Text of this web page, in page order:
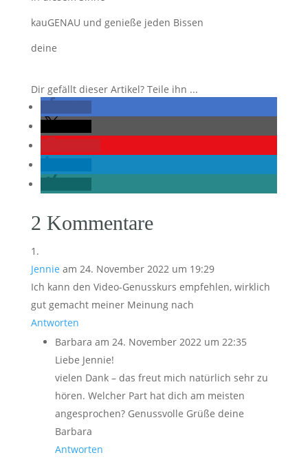
kauGENAU und genieße jeden Bissen
deine
Dir gefällt dieser Artikel? Teile ihn ...
2 Kommentare
Jennie am 24. November 2022 um 19:29
Ich kann den Video-Genusskurs empfehlen, wirklich
gut gemacht meiner Meinung nach
Antworten
Barbara am 24. November 2022 um 22:35
Liebe Jennie!
vielen Dank – das freut mich natürlich sehr zu
hören. Welcher Part hat dich am meisten
angesprochen? Genussvolle Grüße deine
Barbara
Antworten